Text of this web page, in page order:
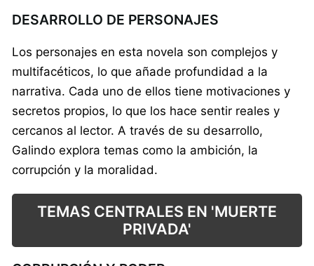
DESARROLLO DE PERSONAJES
Los personajes en esta novela son complejos y
multifacéticos, lo que añade profundidad a la
narrativa. Cada uno de ellos tiene motivaciones y
secretos propios, lo que los hace sentir reales y
cercanos al lector. A través de su desarrollo,
Galindo explora temas como la ambición, la
corrupción y la moralidad.
TEMAS CENTRALES EN 'MUERTE
PRIVADA'